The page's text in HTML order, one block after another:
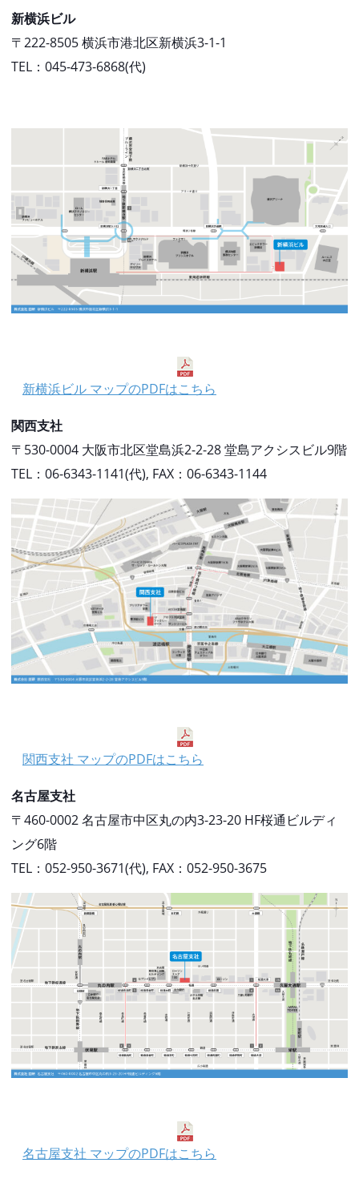
新横浜ビル
〒222-8505 横浜市港北区新横浜3-1-1
TEL：045-473-6868(代)
新横浜ビル マップのPDFはこちら
関西支社
〒530-0004 大阪市北区堂島浜2-2-28 堂島アクシスビル9階
TEL：06-6343-1141(代), FAX：06-6343-1144
関西支社 マップのPDFはこちら
名古屋支社
〒460-0002 名古屋市中区丸の内3-23-20 HF桜通ビルディ
ング6階
TEL：052-950-3671(代), FAX：052-950-3675
名古屋支社 マップのPDFはこちら